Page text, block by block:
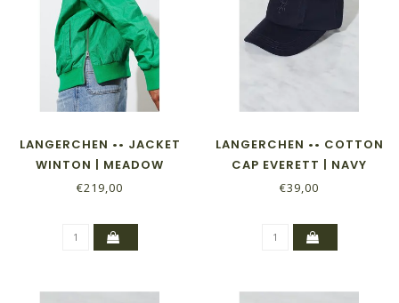
LANGERCHEN •• JACKET
WINTON | MEADOW
€219,00
LANGERCHEN •• COTTON
CAP EVERETT | NAVY
€39,00